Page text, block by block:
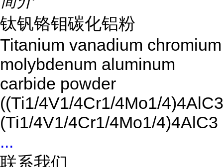
钛钒铬钼碳化铝粉
Titanium vanadium chromium
molybdenum aluminum
carbide powder
((Ti1/4V1/4Cr1/4Mo1/
(Ti1/4V1/4Cr1/4Mo1/4)4AlC3
...
联系我们